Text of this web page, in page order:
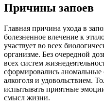
Причины запоев
Главная причина ухода в
болезненное влечение к
участвует во всех
организме. Без очередной
всех систем
сформировались
алкоголя и удовольствием.
испытывать приятные
смысл жизни.